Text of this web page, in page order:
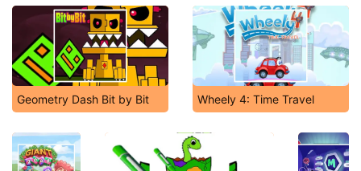
Geometry Dash Bit by Bit Wheely 4: Time Travel